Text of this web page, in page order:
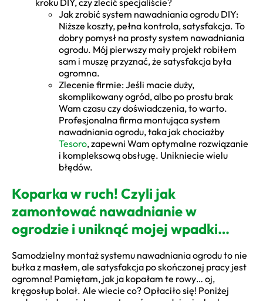
Jak zrobić system nawadniania ogrodu DIY:
Niższe koszty, pełna kontrola, satysfakcja. To
dobry pomysł na prosty system nawadniania
ogrodu. Mój pierwszy mały projekt robiłem
sam i muszę przyznać, że satysfakcja była
ogromna.
Zlecenie firmie: Jeśli macie duży,
skomplikowany ogród, albo po prostu brak
Wam czasu czy doświadczenia, to warto.
Profesjonalna firma montująca system
nawadniania ogrodu, taka jak chociażby
Tesoro, zapewni Wam optymalne rozwiązanie
i kompleksową obsługę. Unikniecie wielu
błędów.
Koparka w ruch! Czyli jak
zamontować nawadnianie w
ogrodzie i uniknąć mojej wpadki…
Samodzielny montaż systemu nawadniania ogrodu to nie
bułka z masłem, ale satysfakcja po skończonej pracy jest
ogromna! Pamiętam, jak ja kopałam te rowy… oj,
kręgosłup bolał. Ale wiecie co? Opłaciło się! Poniżej